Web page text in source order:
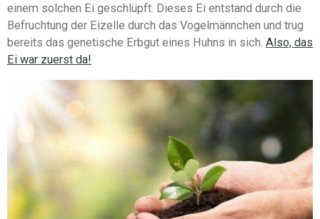
einem solchen Ei geschlüpft. Dieses Ei entstand durch die
Befruchtung der Eizelle durch das Vogelmännchen und trug
bereits das genetische Erbgut eines Huhns in sich. Also, das
Ei war zuerst da!